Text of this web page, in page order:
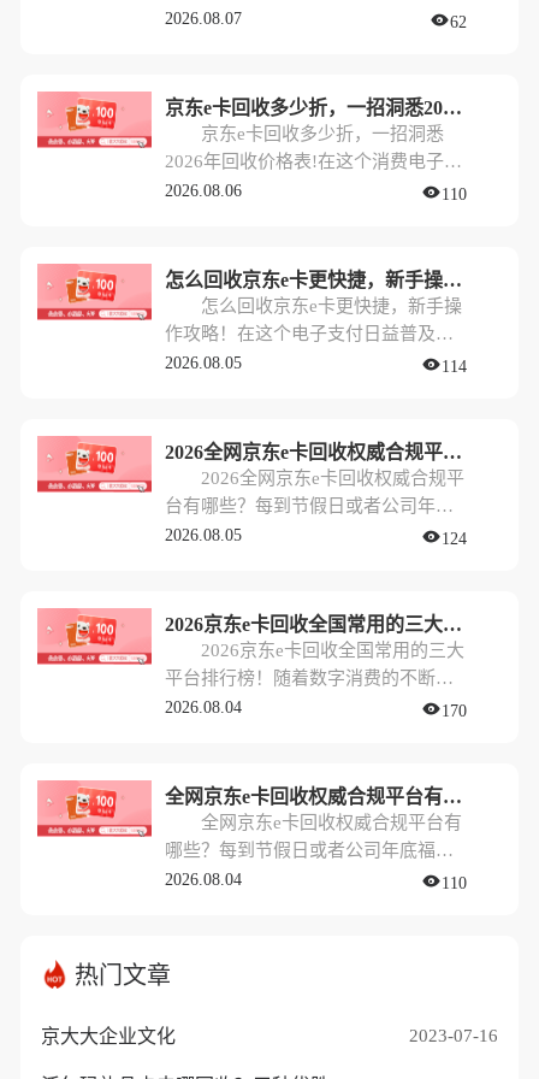
会儿消费不完，又担心过期作废。这
代，京东e卡作为一种热门的预付卡，
来说，这无疑是雪中送炭；但对于那
些不常网购，或者更倾向于现金消费
的朋友来说，手里攥着几百甚至几千
元的闲置e卡，反倒成了一种“甜蜜的
2026.08.07 62
京东e卡回收多少折，一招洞悉2026年回收价格表!
京东e卡回收多少折，一招洞悉
2026年回收价格表!在这个消费电子化
和礼品卡普及的时代，很多人手里都
礼物，甚至是各种促销活动的“赠
品”。然而，需求千差万别，手里的卡
如果躺在抽屉里“吃灰”，那其实就是
在不断贬值。最近，很多朋友都在
2026.08.06 110
怎么回收京东e卡更快捷，新手操作攻略！
怎么回收京东e卡更快捷，新手操
作攻略！在这个电子支付日益普及的
时代，京东e卡作为一种常见的礼品卡
友赠送的礼物，手里捏着一张京东e卡
本该是件开心的事。但现实中，很多
人往往因为“暂时不需要买东西”、“忘
记了使用”或者“想换点现金周转”，让
2026.08.05 114
2026全网京东e卡回收权威合规平台有哪些？
2026全网京东e卡回收权威合规平
台有哪些？每到节假日或者公司年底
福利发放的时候，不少朋友都会收到
礼选择之一。然而，对于部分平时不
怎么网购，或者已经有足够多生活物
资的朋友来说，手里闲置的京东e卡反
而成了一种“幸福的烦恼”。
2026.08.05 124
2026京东e卡回收全国常用的三大平台排行榜！
2026京东e卡回收全国常用的三大
平台排行榜！随着数字消费的不断发
展，到了2026年，各种电商礼品卡依
买力强，经常作为公司福利、商务馈
赠或活动奖品出现在大家手中。然
而，并不是所有人都有在京东购物的
需求，很多人更希望将手里的京东e卡
2026.08.04 170
全网京东e卡回收权威合规平台有哪些？
全网京东e卡回收权威合规平台有
哪些？每到节假日或者公司年底福利
发放的时候，不少朋友都会收到各类
择之一。然而，对于部分平时不怎么
网购，或者已经有足够多生活物资的
了一种“幸福的烦恼”。
2026.08.04 110
热门文章
京大大企业文化 2023-07-16